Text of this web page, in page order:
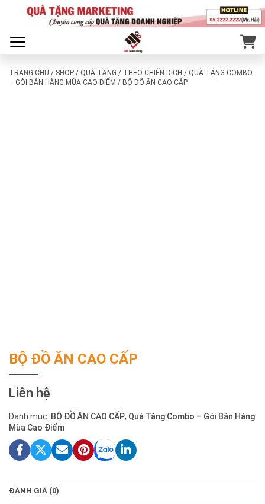
TRANG CHỦ / SHOP / QUÀ TẶNG / THEO CHIẾN DỊCH / QUÀ TẶNG COMBO
– GÓI BÁN HÀNG MÙA CAO ĐIỂM / BỘ ĐỒ ĂN CAO CẤP
BỘ ĐỒ ĂN CAO CẤP
Liên hệ
Danh mục: BỘ ĐỒ ĂN CAO CẤP, Quà Tặng Combo – Gói Bán Hàng
Mùa Cao Điểm
ĐÁNH GIÁ (0)